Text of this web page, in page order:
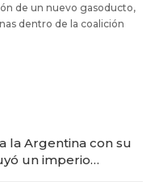
de un nuevo gasoducto,
dentro de la coalición
la Argentina con su
un imperio